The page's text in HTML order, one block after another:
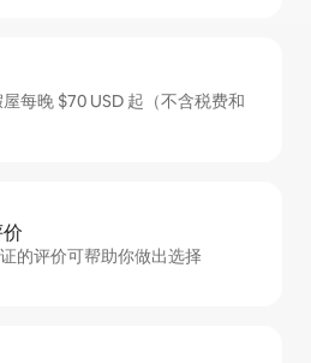
每晚 $70 USD 起（不含税费和
的评价可帮助你做出选择